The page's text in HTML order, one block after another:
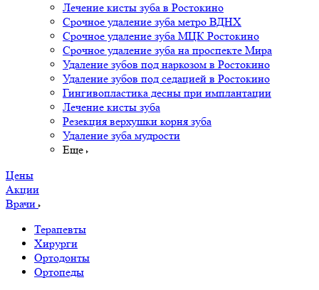
Лечение кисты зуба в Ростокино
Срочное удаление зуба метро ВДНХ
Срочное удаление зуба МЦК Ростокино
Срочное удаление зуба на проспекте Мира
Удаление зубов под наркозом в Ростокино
Удаление зубов под седацией в Ростокино
Гингивопластика десны при имплантации
Лечение кисты зуба
Резекция верхушки корня зуба
Удаление зуба мудрости
Еще
Цены
Акции
Врачи
Терапевты
Хирурги
Ортодонты
Ортопеды